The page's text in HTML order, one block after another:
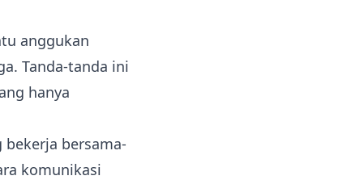
anggukan
Tanda-tanda ini
hanya
bekerja bersama-
komunikasi